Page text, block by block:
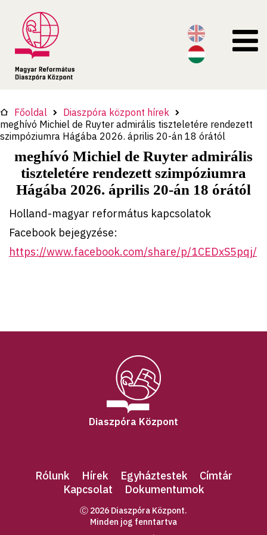
Főoldal
Diaszpóra központ hírek
meghívó Michiel de Ruyter admirális tiszteletére rendezett
szimpóziumra Hágába 2026. április 20-án 18 órától
meghívó Michiel de Ruyter admirális
tiszteletére rendezett szimpóziumra
Hágába 2026. április 20-án 18 órától
Holland-magyar református kapcsolatok
Facebook bejegyzése:
https://www.facebook.com/share/p/1CEDxS5pqj/
Diaszpóra Központ
Rólunk Hírek Egyháztestek
Címtár
Kapcsolat
Dokumentumok
Ⓒ 2026 Diaszpóra Központ.
Minden jog fenntartva